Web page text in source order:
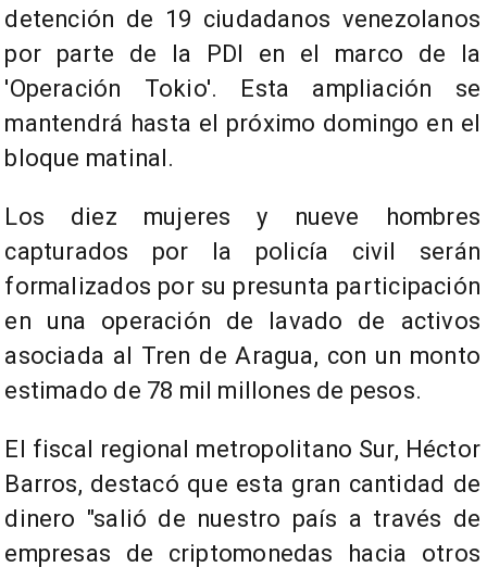
detención de 19 ciudadanos venezolanos
por parte de la PDI en el marco de la
'Operación Tokio'. Esta ampliación se
mantendrá hasta el próximo domingo en el
bloque matinal.
Los diez mujeres y nueve hombres
capturados por la policía civil serán
formalizados por su presunta participación
en una operación de lavado de activos
asociada al Tren de Aragua, con un monto
estimado de 78 mil millones de pesos.
El fiscal regional metropolitano Sur, Héctor
Barros, destacó que esta gran cantidad de
dinero "salió de nuestro país a través de
empresas de criptomonedas hacia otros